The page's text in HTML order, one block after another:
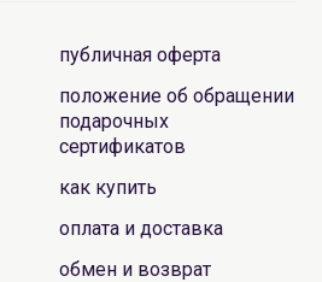
публичная оферта
положение об обращении
подарочных
сертификатов
как купить
оплата и доставка
обмен и возврат